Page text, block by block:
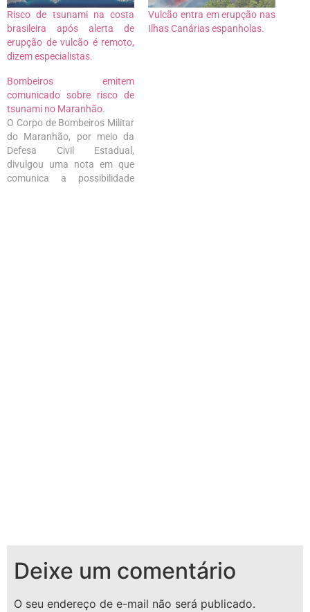
Risco de tsunami na costa
brasileira após alerta de
erupção de vulcão é remoto,
dizem especialistas.
Vulcão entra em erupção nas
Ilhas Canárias espanholas.
Bombeiros emitem
comunicado sobre risco de
tsunami no Maranhão.
O Corpo de Bombeiros Militar
do Maranhão, por meio da
Defesa Civil Estadual,
divulgou uma nota em que
comunica a possibilidade
Deixe um comentário
O seu endereço de e-mail não será publicado.